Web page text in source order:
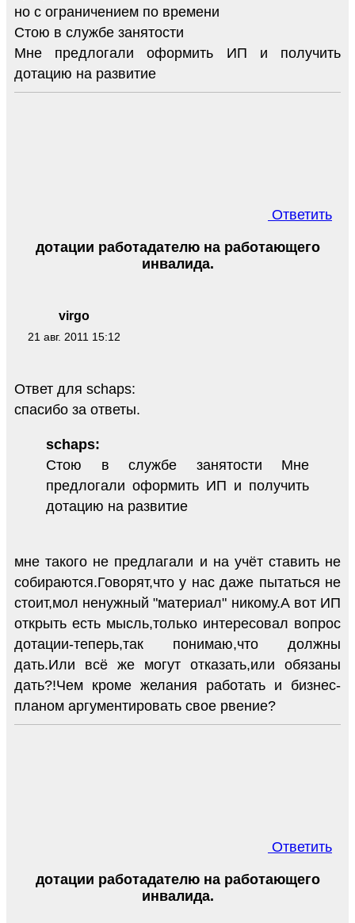
но с ограничением по времени
Стою в службе занятости
Мне предлогали оформить ИП и получить
дотацию на развитие
Ответить
virgo
21 авг. 2011 15:12
дотации работадателю на работающего
инвалида.
Ответ для schaps:
спасибо за ответы.
schaps:
Стою в службе занятости Мне
предлогали оформить ИП и получить
дотацию на развитие
мне такого не предлагали и на учёт ставить не
собираются.Говорят,что у нас даже пытаться не
стоит,мол ненужный "материал" никому.А вот ИП
открыть есть мысль,только интересовал вопрос
дотации-теперь,так понимаю,что должны
дать.Или всё же могут отказать,или обязаны
дать?!Чем кроме желания работать и бизнес-
планом аргументировать свое рвение?
Ответить
дотации работадателю на работающего
инвалида.